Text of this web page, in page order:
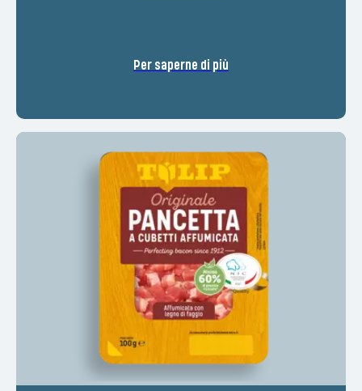
Per saperne di più